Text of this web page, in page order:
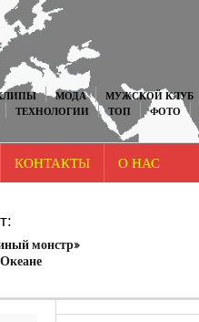
МОДА МУЖСКОЙ КЛУБ
ТЕХНОЛОГИИ ТОП ФОТО
КОНТАКТЫ О НАС
монстр»